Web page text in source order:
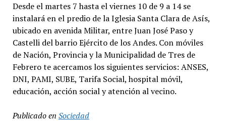
Desde el martes 7 hasta el viernes 10 de 9 a 14 se
instalará en el predio de la Iglesia Santa Clara de Asís,
ubicado en avenida Militar, entre Juan José Paso y
Castelli del barrio Ejército de los Andes. Con móviles
de Nación, Provincia y la Municipalidad de Tres de
Febrero te acercamos los siguientes servicios: ANSES,
DNI, PAMI, SUBE, Tarifa Social, hospital móvil,
educación, acción social y atención al vecino.
Publicado en Sociedad